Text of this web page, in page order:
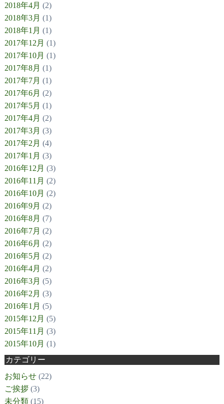
2018年4月 (2)
2018年3月 (1)
2018年1月 (1)
2017年12月 (1)
2017年10月 (1)
2017年8月 (1)
2017年7月 (1)
2017年6月 (2)
2017年5月 (1)
2017年4月 (2)
2017年3月 (3)
2017年2月 (4)
2017年1月 (3)
2016年12月 (3)
2016年11月 (2)
2016年10月 (2)
2016年9月 (2)
2016年8月 (7)
2016年7月 (2)
2016年6月 (2)
2016年5月 (2)
2016年4月 (2)
2016年3月 (5)
2016年2月 (3)
2016年1月 (5)
2015年12月 (5)
2015年11月 (3)
2015年10月 (1)
カテゴリー
お知らせ(22)
ご挨拶(3)
未分類(15)